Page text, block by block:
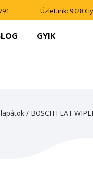
Üzletünk: 9028
GYIK
/ BOSCH FLAT